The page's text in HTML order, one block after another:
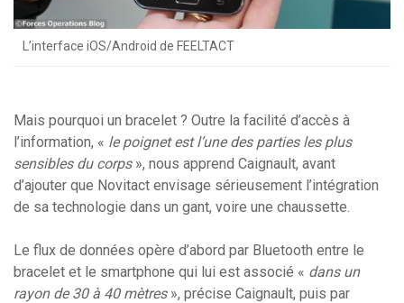
L’interface iOS/Android de FEELTACT
Mais pourquoi un bracelet ? Outre la facilité d’accès à
l’information, « le poignet est l’une des parties les plus
sensibles du corps», nous apprend Caignault, avant
d’ajouter que Novitact envisage sérieusement l’intégration
de sa technologie dans un gant, voire une chaussette.
Le flux de données opère d’abord par Bluetooth entre le
bracelet et le smartphone qui lui est associé « dans un
rayon de 30 à 40 mètres», précise Caignault, puis par